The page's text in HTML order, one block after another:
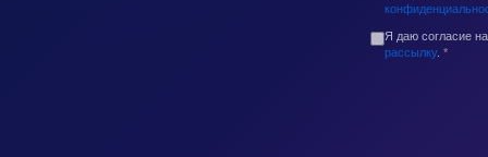
Я даю согласие
рассылку. *